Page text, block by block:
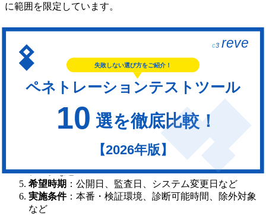
に範囲を限定しています。
見積もり依頼前に準備する情報
詳細が決まっていない段階でも相談できますが、次の情報が
あると見積もりがスムーズです。
診断対象
：Webアプリ、モバイル、クラウド、ネット
ワークなど
：画面数、機能数、API数、IPアドレス数、サ
：一般ユーザー、管理者などの権限と種類
：顧客情報、決済情報、認証情報、設計
データなど
希望時期 ：公開日、監査日、システム変更日など
実施条件：本番・検証環境、診断可能時間、除外対象
など